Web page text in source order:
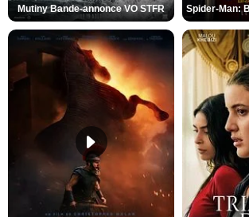
Mutiny Bande-annonce VO STFR